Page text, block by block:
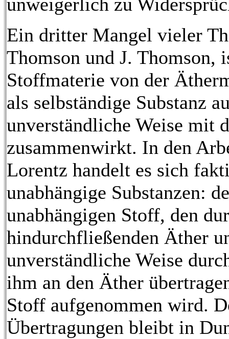
unweigerlich zu
Ein dritter Mangel vieler
Thomson und J. Thomson,
Stoffmaterie von der
als selbständige Substanz
unverständliche Weise mit
zusammenwirkt. In den
Lorentz handelt es sich
unabhängige Substanzen:
unabhängigen Stoff, den
hindurchfließenden Äther
unverständliche Weise
ihm an den Äther
Stoff aufgenommen wird.
Übertragungen bleibt in